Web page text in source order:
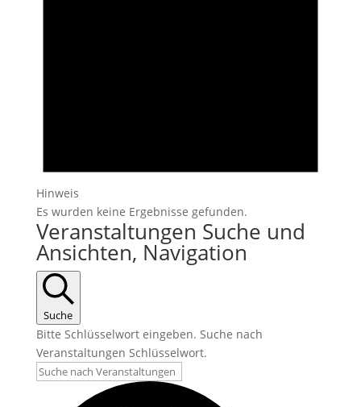
Hinweis
Es wurden keine Ergebnisse gefunden.
Veranstaltungen Suche und
Ansichten, Navigation
Suche
Bitte Schlüsselwort eingeben. Suche nach
Veranstaltungen Schlüsselwort.